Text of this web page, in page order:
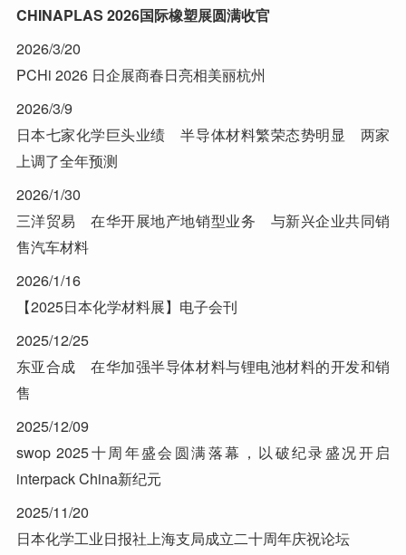
CHINAPLAS 2026国际橡塑展圆满收官
2026/3/20
PCHi 2026 日企展商春日亮相美丽杭州
2026/3/9
日本七家化学巨头业绩 半导体材料繁荣态势明显 两家
上调了全年预测
2026/1/30
三洋贸易 在华开展地产地销型业务 与新兴企业共同销
售汽车材料
2026/1/16
【2025日本化学材料展】电子会刊
2025/12/25
东亚合成 在华加强半导体材料与锂电池材料的开发和销
售
2025/12/09
swop 2025十周年盛会圆满落幕，以破纪录盛况开启
interpack China新纪元
2025/11/20
日本化学工业日报社上海支局成立二十周年庆祝论坛